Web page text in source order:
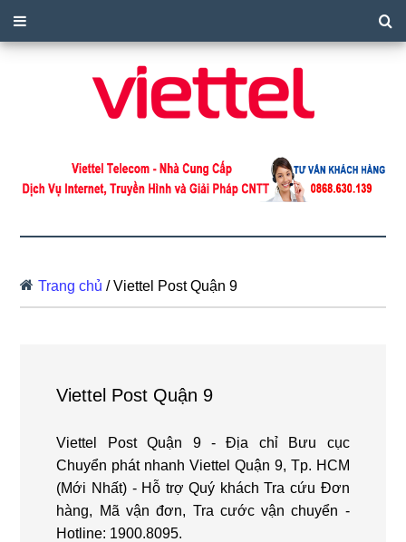
Trang chủ /Viettel Post Quận 9
Viettel Post Quận 9
Viettel Post Quận 9 - Địa chỉ Bưu cục
Chuyển phát nhanh Viettel Quận 9, Tp. HCM
(Mới Nhất) - Hỗ trợ Quý khách Tra cứu Đơn
hàng, Mã vận đơn, Tra cước vận chuyển -
Hotline: 1900.8095.